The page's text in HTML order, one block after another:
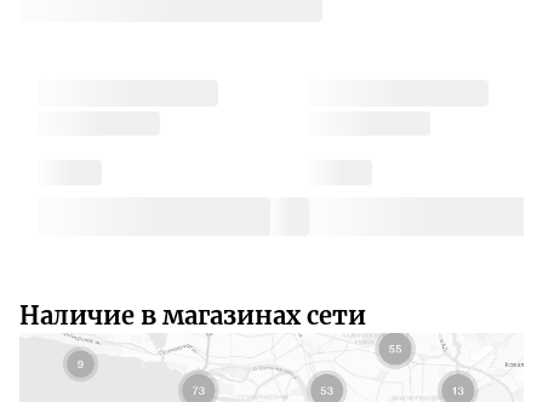
Наличие в магазинах сети